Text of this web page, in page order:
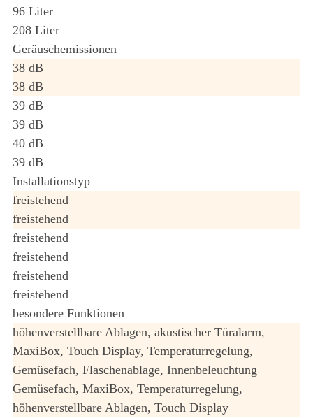
96 Liter
208 Liter
Geräuschemissionen
38 dB
38 dB
39 dB
39 dB
40 dB
39 dB
Installationstyp
freistehend
freistehend
freistehend
freistehend
freistehend
freistehend
besondere Funktionen
höhenverstellbare Ablagen, akustischer Türalarm,
MaxiBox, Touch Display, Temperaturregelung,
Gemüsefach, Flaschenablage, Innenbeleuchtung
Gemüsefach, MaxiBox, Temperaturregelung,
höhenverstellbare Ablagen, Touch Display